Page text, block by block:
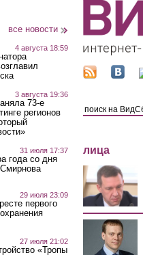
все новости
4 августа 18:59
3 августа 19:36
73-е
регионов
31 июля 17:37
года со дня
29 июля 23:09
первого
27 июля 21:02
«Тропы
лица